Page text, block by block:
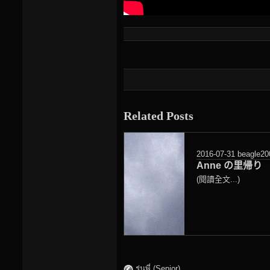
Related Posts
2016-07-31
Anne の里帰り
(閱讀全文...)